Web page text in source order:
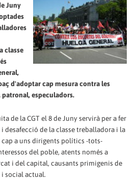
Juny
classe
d'adoptar cap mesura contra les
patronal, especuladors.
de la CGT el 8 de Juny servirà per a fer
desafecció de la classe treballadora i la
a uns dirigents polítics -tots-
del poble, atents només a
i del capital, causants primigenis de
social actual.